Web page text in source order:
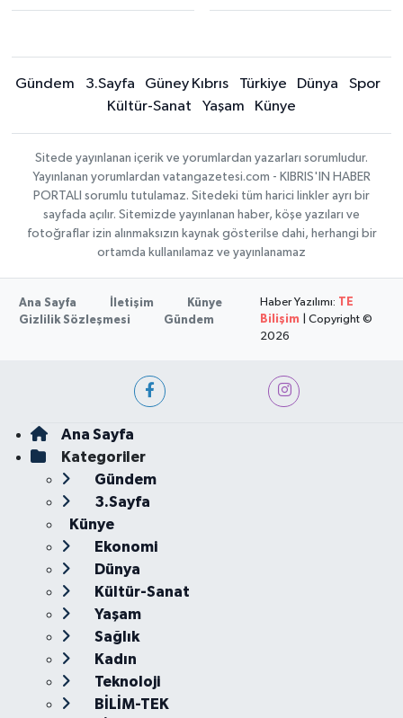
Gündem 3.Sayfa Güney Kıbrıs Türkiye Dünya
Spor
Kültür-Sanat
Yaşam Künye
Sitede yayınlanan içerik ve yorumlardan yazarları sorumludur.
Yayınlanan yorumlardan vatangazetesi.com - KIBRIS'IN HABER
PORTALI sorumlu tutulamaz. Sitedeki tüm harici linkler ayrı bir
sayfada açılır. Sitemizde yayınlanan haber, köşe yazıları ve
fotoğraflar izin alınmaksızın kaynak gösterilse dahi, herhangi bir
ortamda kullanılamaz ve yayınlanamaz
Ana Sayfa İletişim
Künye
Gizlilik Sözleşmesi
Gündem
Haber Yazılımı: TE
Bilişim | Copyright ©
2026
Ana Sayfa
Kategoriler
Gündem
3.Sayfa
Künye
Ekonomi
Dünya
Kültür-Sanat
Yaşam
Sağlık
Kadın
Teknoloji
BİLİM-TEK